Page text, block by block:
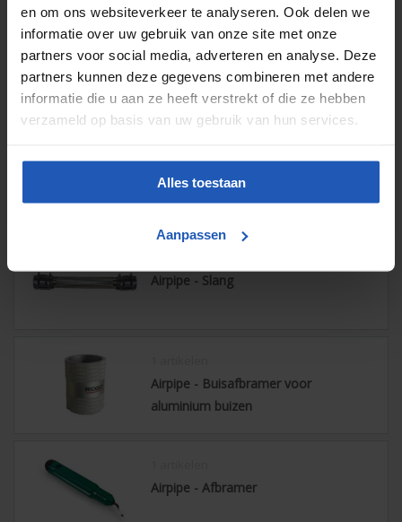
en om ons websiteverkeer te analyseren. Ook delen we
informatie over uw gebruik van onze site met onze
partners voor social media, adverteren en analyse. Deze
partners kunnen deze gegevens combineren met andere
informatie die u aan ze heeft verstrekt of die ze hebben
verzameld op basis van uw gebruik van hun services.
Alles toestaan
Aanpassen
9 artikelen
Airpipe - Bevestigingsklem
Airpipe - Klem-tussenstuk
Airpipe - Slang
Airpipe - Buisafbramer voor
aluminium buizen
Airpipe - Afbramer